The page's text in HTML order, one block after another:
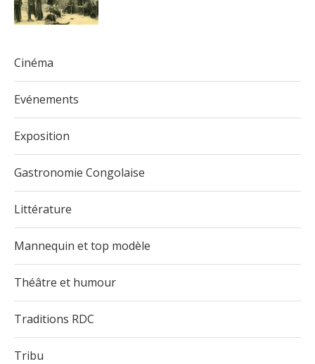
Cinéma
Evénements
Exposition
Gastronomie Congolaise
Littérature
Mannequin et top modèle
Théâtre et humour
Traditions RDC
Tribu